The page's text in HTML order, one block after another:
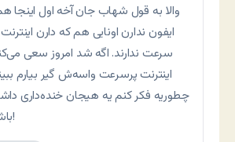
والا به قول شهاب جان آخه اول اینجا
ایفون ندارن اونایی هم که دارن
سرعت ندارند. اگه شد امروز سعی
اینترنت پرسرعت واسه‌ش گیر بیارم
چطوریه فکر کنم یه هیجان خنده‌داری
باشه!